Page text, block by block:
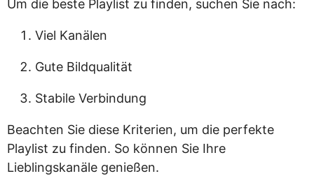
Um die beste Playlist zu finden, suchen Sie nach:
Viel Kanälen
Gute Bildqualität
Stabile Verbindung
Beachten Sie diese Kriterien, um die perfekte
Playlist zu finden. So können Sie Ihre
Lieblingskanäle genießen.